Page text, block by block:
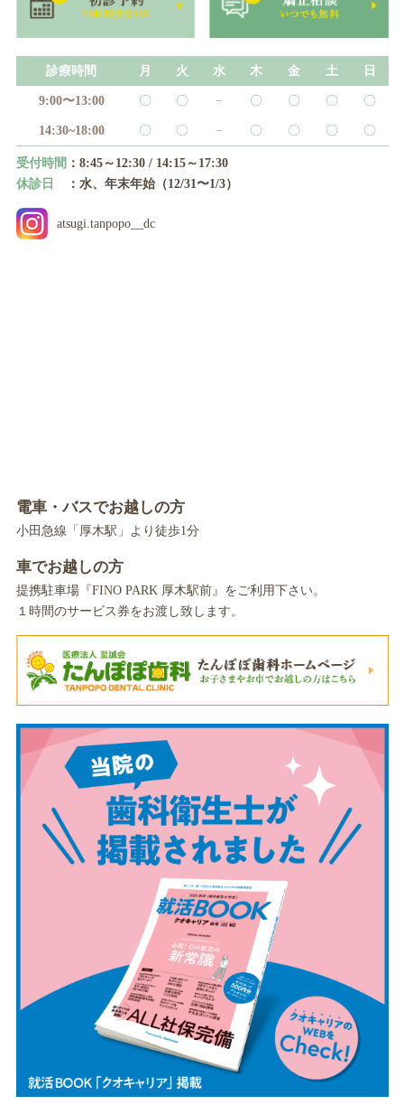
診療時間 月 火 水 木 金 土 日
9:00〜13:00 〇 〇 − 〇 〇 〇 〇
14:30~18:00 〇 〇 − 〇 〇 〇 〇
受付時間 ：8:45～12:30 / 14:15～17:30
休診日
：水、年末年始（12/31〜1/3）
atsugi.tanpopo__dc
電車・バスでお越しの方
小田急線「厚木駅」より徒歩1分
車でお越しの方
提携駐車場『FINO PARK 厚木駅前』をご利用下さい。
１時間のサービス券をお渡し致します。